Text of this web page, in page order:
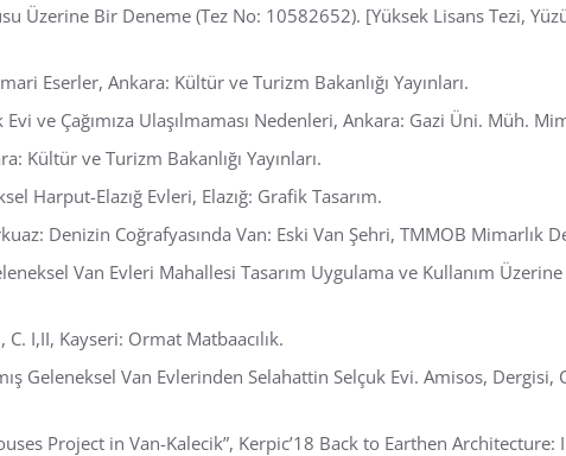
Üzerine Bir Deneme (Tez No: 10582652). [Yüksek Lisans Tezi,
Eserler, Ankara: Kültür ve Turizm Bakanlığı Yayınları.
ve Çağımıza Ulaşılmaması Nedenleri, Ankara: Gazi Üni. Müh.
Kültür ve Turizm Bakanlığı Yayınları.
Harput-Elazığ Evleri, Elazığ: Grafik Tasarım.
Denizin Coğrafyasında Van: Eski Van Şehri, TMMOB Mimarlık
Van Evleri Mahallesi Tasarım Uygulama ve Kullanım
I,II, Kayseri: Ormat Matbaacılık.
Geleneksel Van Evlerinden Selahattin Selçuk Evi. Amisos,
Project in Van-Kalecik”, Kerpic’18 Back to Earthen